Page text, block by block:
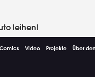
leihen!
Comics Video Projekte Über